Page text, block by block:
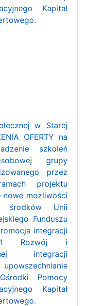
Kapitał
w Starej
OFERTY na
szkoleń
grupy
przez
projektu
nowe możliwości
środków Unii
Funduszu
integracji
7.1 Rozwój i
integracji
Pomocy
Kapitał